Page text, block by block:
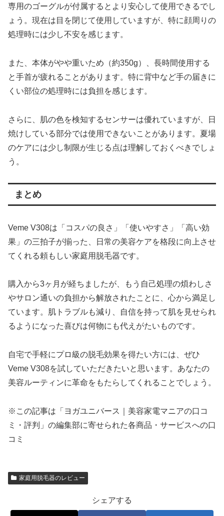
専用のゴーグルが付属するとより安心して使用できるでし
ょう。現在は目を閉じて使用していますが、特に顔周りの
処理時には少し不安を感じます。
また、本体がやや重いため（約350g）、長時間使用する
と手首が疲れることがあります。特に背中など手の届きに
くい部位の処理時には負担を感じます。
さらに、肌の色を検知するセンサーは優れていますが、日
焼けしている部分では使用できないことがあります。夏場
のケアには少し制限が生じる点は理解しておくべきでしょ
う。
まとめ
Veme V308は「コスパの良さ」「使いやすさ」「高い効
果」の三拍子が揃った、日常の美容ケアを格段に向上させ
てくれる頼もしい家庭用脱毛器です。
購入から3ヶ月が経ちましたが、もう自己処理の煩わしさ
やサロン通いの負担から解放されたことに、心から満足し
ています。肌トラブルも減り、自信を持って肌を見せられ
るようになった喜びは何物にも代えがたいものです。
自宅で手軽にプロ級の脱毛効果を得たい方には、ぜひ
Veme V308を試していただきたいと思います。あなたの
美容ルーティンに革命をもたらしてくれることでしょう。
※この記事は「ヨガユニバース｜美容家電マニアの口コ
ミ・評判」の編集部に寄せられた各商品・サービスへの口
コミ
家庭用脱毛器のレビュー
シェアする